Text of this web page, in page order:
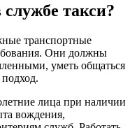
такси?
транспортные
Они должны
уметь общаться
лица при наличии
вождения,